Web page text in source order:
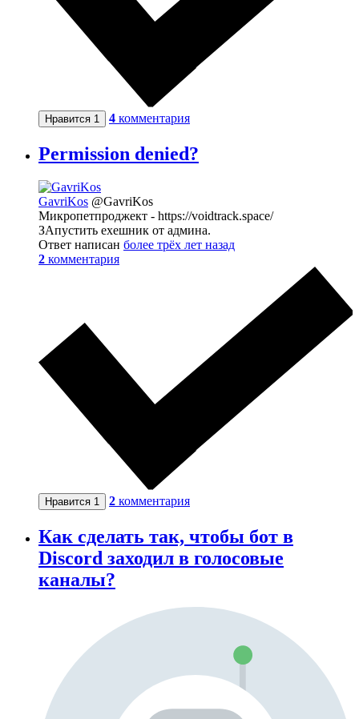
Нравится 1 4 комментария
Permission denied?
GavriKos @GavriKos
Микропетпроджект - https://voidtrack.space/
ЗАпустить ехешник от админа.
Ответ написан более трёх лет назад
2 комментария
Нравится 1 2 комментария
Как сделать так, чтобы бот в
Discord заходил в голосовые
каналы?